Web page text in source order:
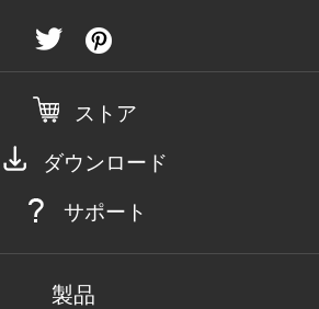
ストア
ダウンロード
サポート
製品